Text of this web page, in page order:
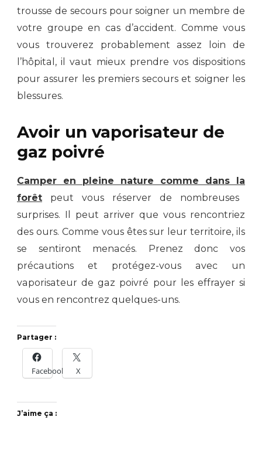
trousse de secours pour soigner un membre de
votre groupe en cas d’accident. Comme vous
vous trouverez probablement assez loin de
l’hôpital, il vaut mieux prendre vos dispositions
pour assurer les premiers secours et soigner les
blessures.
Avoir un vaporisateur de
gaz poivré
Camper en pleine nature comme dans la
forêt peut vous réserver de nombreuses
surprises. Il peut arriver que vous rencontriez
des ours. Comme vous êtes sur leur territoire, ils
se sentiront menacés. Prenez donc vos
précautions et protégez-vous avec un
vaporisateur de gaz poivré pour les effrayer si
vous en rencontrez quelques-uns.
Partager :
Facebook X
J’aime ça :